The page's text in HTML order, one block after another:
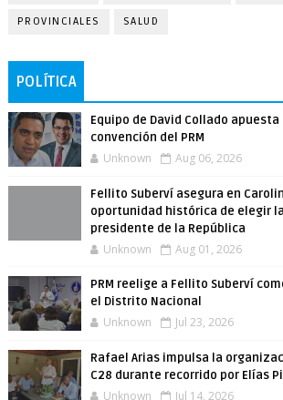
PROVINCIALES SALUD
POLÍTICA
Equipo de David Collado
convención del PRM
Unknown Aug 06, 2026
Fellito Suberví asegura en
oportunidad histórica de elegir
presidente de la República
Unknown Aug 01, 2026
PRM reelige a Fellito Suberví
el Distrito Nacional
Unknown Jul 23, 2026
Rafael Arias impulsa la
C28 durante recorrido por Elías
Unknown Jul 14, 2026